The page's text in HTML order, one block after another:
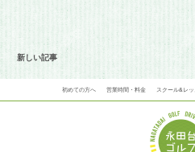
新しい記事
初めての方へ 営業時間・料金 スクール&レッ